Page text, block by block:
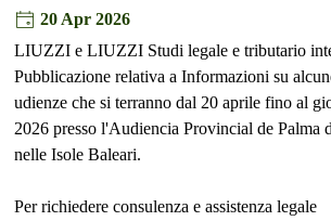
20 Apr 2026
LIUZZI e LIUZZI Studi legale e tributario
Pubblicazione relativa a Informazioni su
udienze che si terranno dal 20 aprile fino al
2026 presso l'Audiencia Provincial de Palma
nelle Isole Baleari.
Per richiedere consulenza e assistenza legale